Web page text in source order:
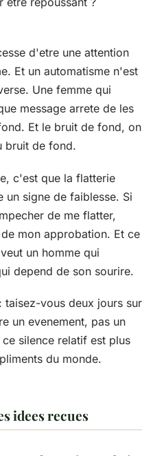
d'etre une attention
Et un automatisme n'est
Une femme qui
message arrete de les
Et le bruit de fond, on
bruit de fond.
c'est que la flatterie
un signe de faiblesse. Si
de me flatter,
mon approbation. Et ce
un homme qui
depend de son sourire.
taisez-vous deux jours sur
un evenement, pas un
silence relatif est plus
du monde.
idees recues